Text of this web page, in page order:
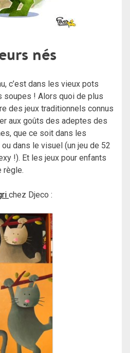
nés
c’est dans les vieux pots
soupes ! Alors quoi de plus
des jeux traditionnels connus
aux goûts des adeptes des
que ce soit dans les
dans le visuel (un jeu de 52
!). Et les jeux pour enfants
règle.
chez Djeco :